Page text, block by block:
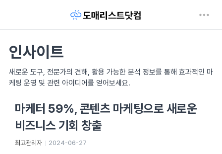
인사이트
새로운 도구, 전문가의 견해, 활용 가능한 분석 정보를 통해 효과적인 마
케팅 운영 및 관련 아이디어를 얻어보세요.
마케터 59%, 콘텐츠 마케팅으로 새로운
비즈니스 기회 창출
최고관리자 2024-06-27